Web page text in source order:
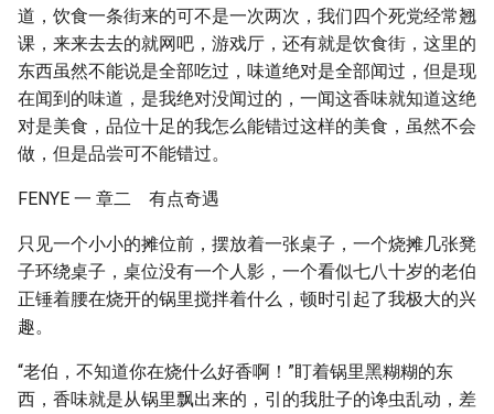
道，饮食一条街来的可不是一次两次，我们四个死党经常翘
课，来来去去的就网吧，游戏厅，还有就是饮食街，这里的
东西虽然不能说是全部吃过，味道绝对是全部闻过，但是现
在闻到的味道，是我绝对没闻过的，一闻这香味就知道这绝
对是美食，品位十足的我怎么能错过这样的美食，虽然不会
做，但是品尝可不能错过。
FENYE 一 章二 有点奇遇
只见一个小小的摊位前，摆放着一张桌子，一个烧摊几张凳
子环绕桌子，桌位没有一个人影，一个看似七八十岁的老伯
正锤着腰在烧开的锅里搅拌着什么，顿时引起了我极大的兴
趣。
“老伯，不知道你在烧什么好香啊！”盯着锅里黑糊糊的东
西，香味就是从锅里飘出来的，引的我肚子的谗虫乱动，差